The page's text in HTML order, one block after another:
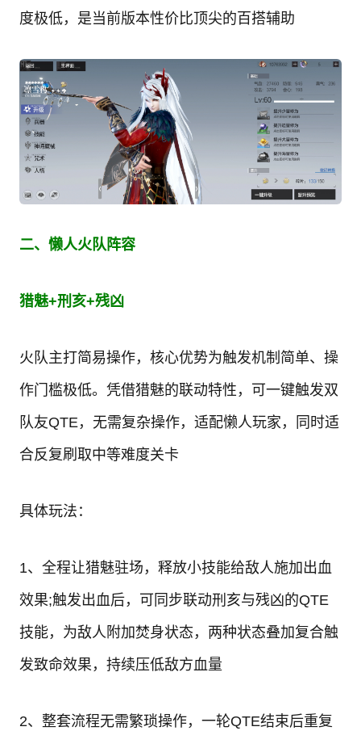
度极低，是当前版本性价比顶尖的百搭辅助
二、懒人火队阵容
猎魅+刑亥+残凶
火队主打简易操作，核心优势为触发机制简单、操
作门槛极低。凭借猎魅的联动特性，可一键触发双
队友QTE，无需复杂操作，适配懒人玩家，同时适
合反复刷取中等难度关卡
具体玩法：
1、全程让猎魅驻场，释放小技能给敌人施加出血
效果;触发出血后，可同步联动刑亥与残凶的QTE
技能，为敌人附加焚身状态，两种状态叠加复合触
发致命效果，持续压低敌方血量
2、整套流程无需繁琐操作，一轮QTE结束后重复